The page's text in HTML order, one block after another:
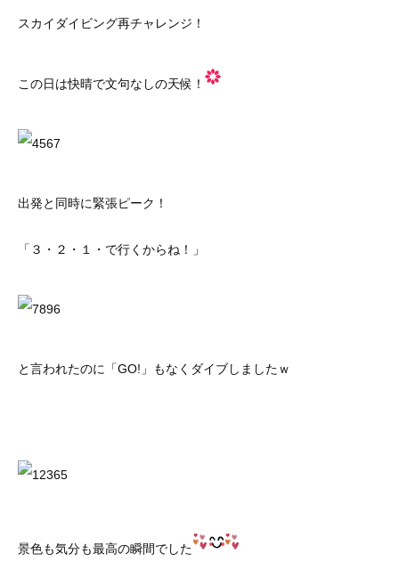
スカイダイビング再チャレンジ！
この日は快晴で文句なしの天候！
出発と同時に緊張ピーク！
「３・２・１・で行くからね！」
と言われたのに「GO!」もなくダイブしましたｗ
景色も気分も最高の瞬間でした